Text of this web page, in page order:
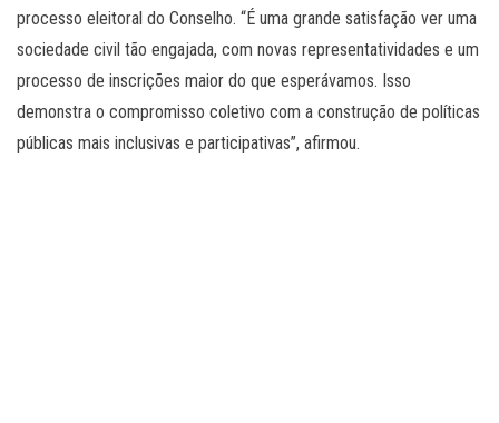
processo eleitoral do Conselho. “É uma grande satisfação ver uma
sociedade civil tão engajada, com novas representatividades e um
processo de inscrições maior do que esperávamos. Isso
demonstra o compromisso coletivo com a construção de políticas
públicas mais inclusivas e participativas”, afirmou.